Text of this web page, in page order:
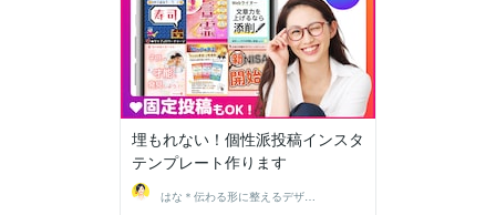
埋もれない！個性派投稿インスタ
テンプレート作ります